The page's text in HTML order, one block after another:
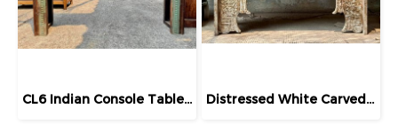
CL6 Indian Console Table with Carving Distressed White Carved Table Lathed Woods